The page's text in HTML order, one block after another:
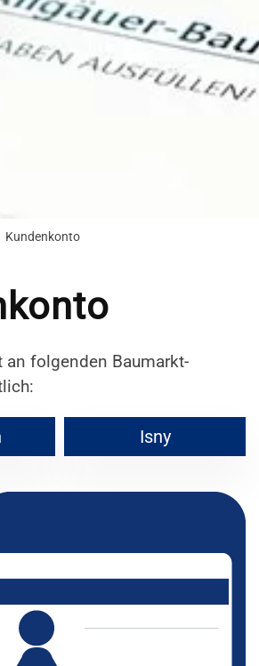
Kundenkonto
an folgenden Baumarkt-
Isny